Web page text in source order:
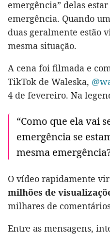
emergência” delas
emergência. Quando
duas geralmente estão
mesma situação.
A cena foi filmada e
TikTok de Waleska,
4 de fevereiro. Na
“Como que ela vai
emergência se
mesma
O vídeo rapidamente
milhões de
milhares de
Entre as mensagens,